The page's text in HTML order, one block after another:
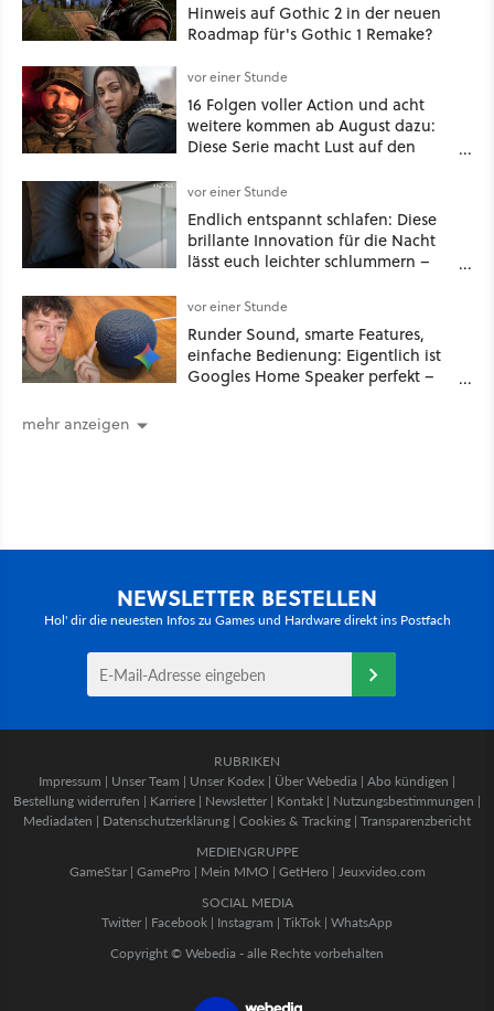
Hinweis auf Gothic 2 in der neuen
Roadmap für's Gothic 1 Remake?
vor einer Stunde
16 Folgen voller Action und acht
weitere kommen ab August dazu:
Diese Serie macht Lust auf den
vor einer Stunde
Endlich entspannt schlafen: Diese
brillante Innovation für die Nacht
lässt euch leichter schlummern –
vor einer Stunde
Runder Sound, smarte Features,
einfache Bedienung: Eigentlich ist
Googles Home Speaker perfekt –
mehr anzeigen
NEWSLETTER BESTELLEN
Hol' dir die neuesten Infos zu Games und Hardware direkt ins Postfach
RUBRIKEN
Impressum | Unser Team | Unser Kodex | Über Webedia | Abo kündigen |
Bestellung widerrufen | Karriere | Newsletter | Kontakt | Nutzungsbestimmungen |
Mediadaten | Datenschutzerklärung | Cookies & Tracking | Transparenzbericht
MEDIENGRUPPE
GameStar| GamePro | Mein MMO | GetHero | Jeuxvideo.com
SOCIAL MEDIA
Twitter | Facebook | Instagram | TikTok | WhatsApp
Copyright © Webedia - alle Rechte vorbehalten